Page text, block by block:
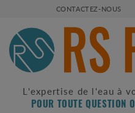
CONTACTEZ-NOUS
L'expertise de l'eau à
POUR TOUTE QUESTION